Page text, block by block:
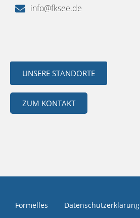
info@fksee.de
UNSERE STANDORTE
ZUM KONTAKT
Formelles Datenschutzerklärung